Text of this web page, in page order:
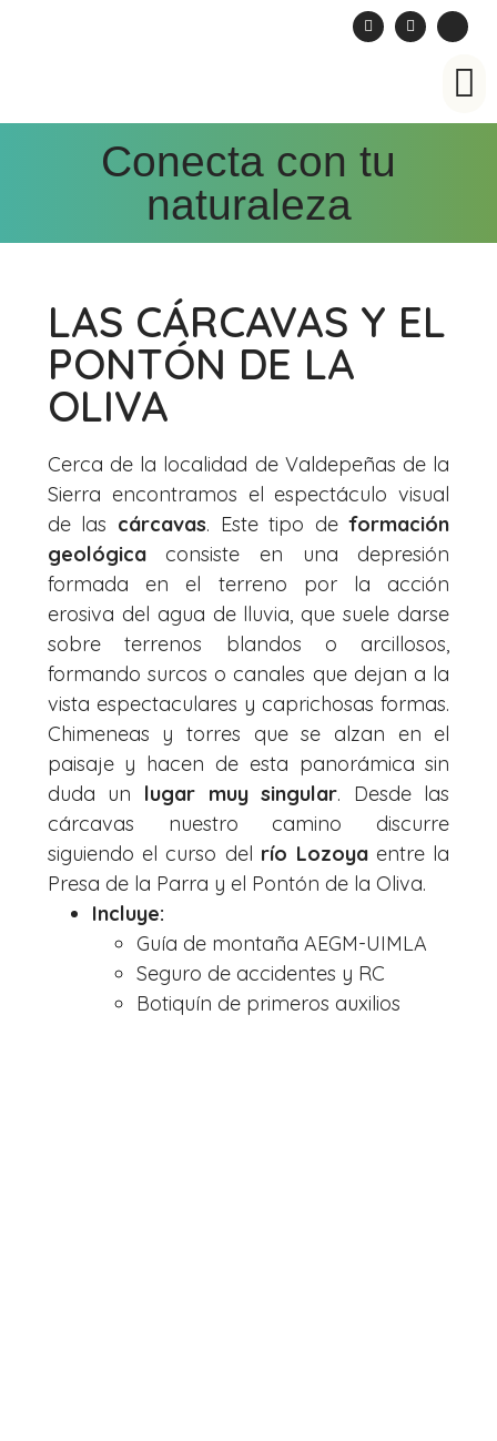
Conecta con tu
naturaleza
LAS CÁRCAVAS Y EL
PONTÓN DE LA
OLIVA
Cerca de la localidad de Valdepeñas de la
Sierra encontramos el espectáculo visual
de las cárcavas. Este tipo deformación
geológicaconsiste en una depresión
formada en el terreno por la acción
erosiva del agua de lluvia, que suele darse
sobre terrenos blandos o arcillosos,
formando surcos o canales que dejan a la
vista espectaculares y caprichosas formas.
Chimeneas y torres que se alzan en el
paisaje y hacen de esta panorámica sin
duda un lugar muy singular. Desde las
cárcavas nuestro camino discurre
siguiendo el curso del río Lozoyaentre la
Presa de la Parra y el Pontón de la Oliva.
Incluye:
Guía de montaña AEGM-UIMLA
Seguro de accidentes y RC
Botiquín de primeros auxilios